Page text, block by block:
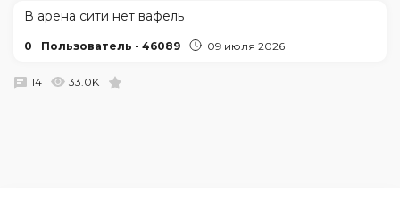
В арена сити нет вафель
0 Пользователь - 46089 09 июля 2026
14 33.0K